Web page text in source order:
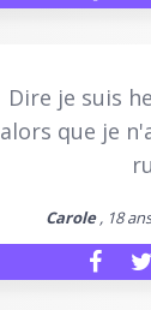
Dire je suis
alors que je
Carole, 18